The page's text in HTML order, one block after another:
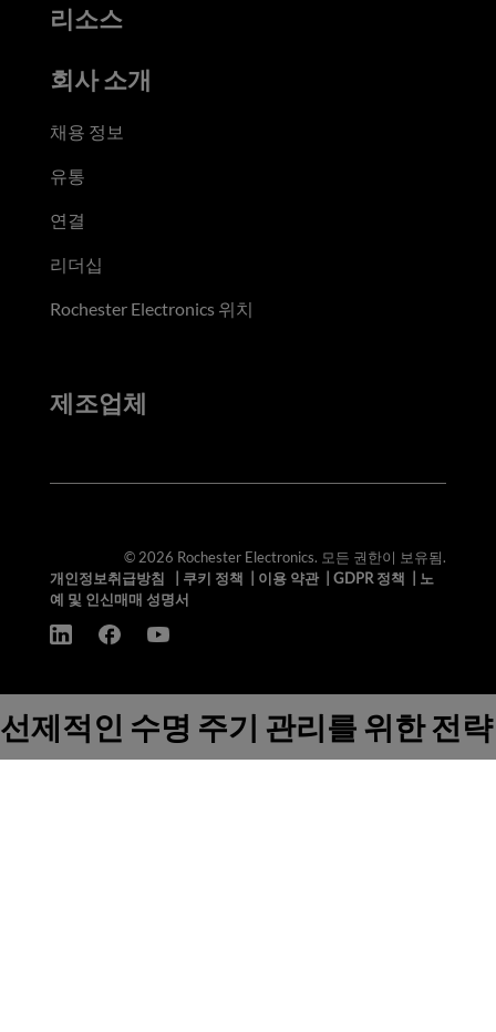
리소스
회사 소개
채용 정보
유통
연결
리더십
Rochester Electronics 위치
제조업체
© 2026 Rochester Electronics. 모든 권한이 보유됨.
개인정보취급방침
쿠키 정책 이용 약관| GDPR 정책
노
예 및 인신매매 성명서
선제적인 수명 주기 관리를 위한 전략